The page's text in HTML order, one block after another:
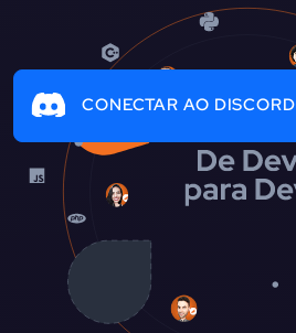
CONECTAR AO DISCORD